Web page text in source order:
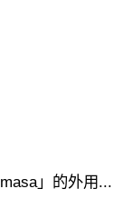
」的外用...